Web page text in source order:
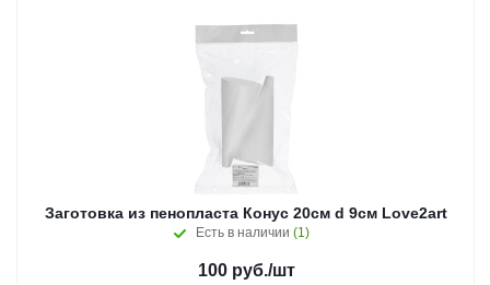
Заготовка из пенопласта Конус 20см d 9см Love2art
Есть в наличии (1)
100руб./шт